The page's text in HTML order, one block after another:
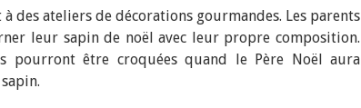
des ateliers de décorations gourmandes. Les parents
leur sapin de noël avec leur propre composition.
pourront être croquées quand le Père Noël aura